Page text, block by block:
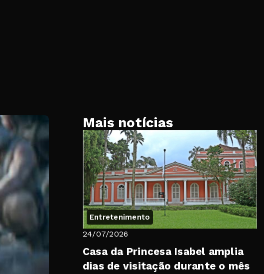
Mais notícias
Entretenimento
24/07/2026
Casa da Princesa Isabel amplia
dias de visitação durante o mês